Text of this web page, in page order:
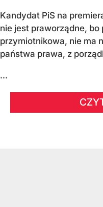
Kandydat PiS na
nie jest praworządne,
przymiotnikowa, nie ma
państwa prawa, z
...